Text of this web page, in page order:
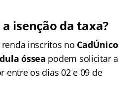
isenção da taxa?
inscritos no CadÚnico
óssea podem solicitar a
entre os dias 02 e 09 de